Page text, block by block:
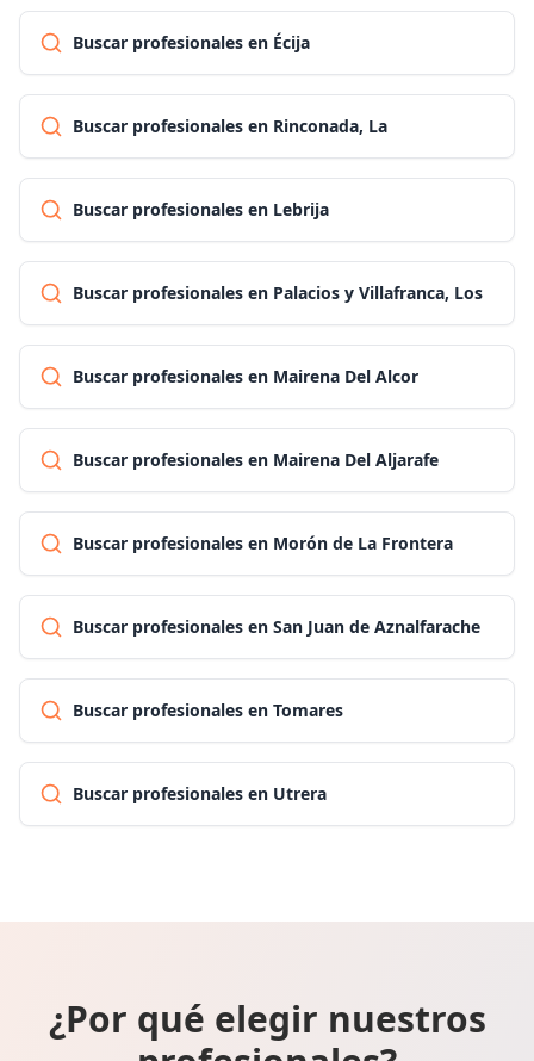
Buscar profesionales en Écija
Buscar profesionales en Rinconada, La
Buscar profesionales en Lebrija
Buscar profesionales en Palacios y Villafranca, Los
Buscar profesionales en Mairena Del Alcor
Buscar profesionales en Mairena Del Aljarafe
Buscar profesionales en Morón de La Frontera
Buscar profesionales en San Juan de Aznalfarache
Buscar profesionales en Tomares
Buscar profesionales en Utrera
¿Por qué elegir nuestros